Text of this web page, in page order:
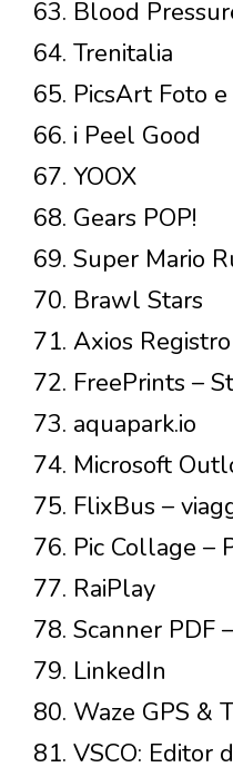
63. Blood
64. Trenitalia
65. PicsArt Foto
66. i Peel Good
67. YOOX
68. Gears POP!
69. Super Mario
70. Brawl Stars
71. Axios
72. FreePrints –
73. aquapark.io
74. Microsoft
75. FlixBus –
76. Pic Collage –
77. RaiPlay
78. Scanner PDF
79. LinkedIn
80. Waze GPS &
81. VSCO: Editor